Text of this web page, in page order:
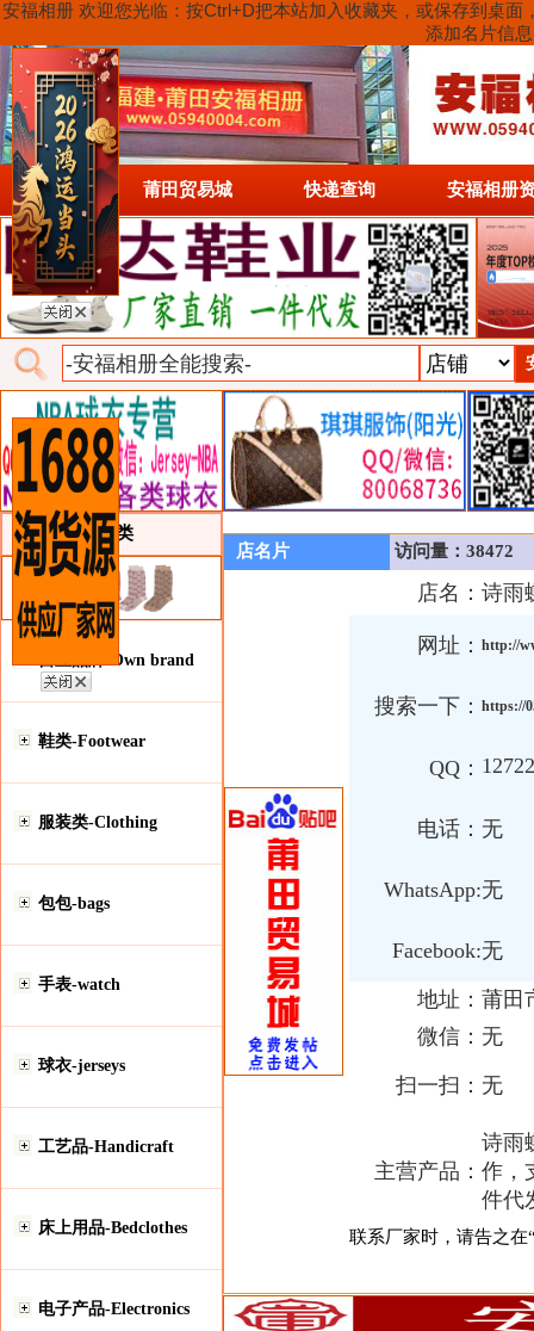
安福相册 欢迎您光临：按Ctrl+D把本站加入收藏夹，或保存到桌
添加名片信
首页 莆田贸易城 快递查询 安福相册
类目详细分类
自主品牌-Own brand
鞋类-Footwear
服装类-Clothing
包包-bags
手表-watch
球衣-jerseys
工艺品-Handicraft
床上用品-Bedclothes
电子产品-Electronics
店名片 访问量：38472
店名： 诗雨
网址： http://
搜索一下： https://
QQ：
电话： 无
WhatsApp:无
Facebook:无
地址： 莆田
微信： 无
扫一扫： 无
主营产品：
诗雨
作，
件代
联系厂家时，请告之在